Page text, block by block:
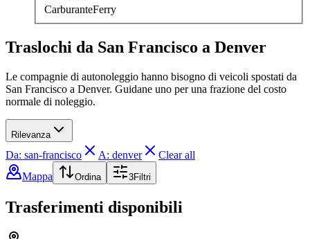
CarburanteFerry
Traslochi da San Francisco a Denver
Le compagnie di autonoleggio hanno bisogno di veicoli spostati da
San Francisco a Denver. Guidane uno per una frazione del costo
normale di noleggio.
Rilevanza
Da: san-francisco A: denver
Clear all
Mappa
Ordina 3Filtri
Trasferimenti disponibili